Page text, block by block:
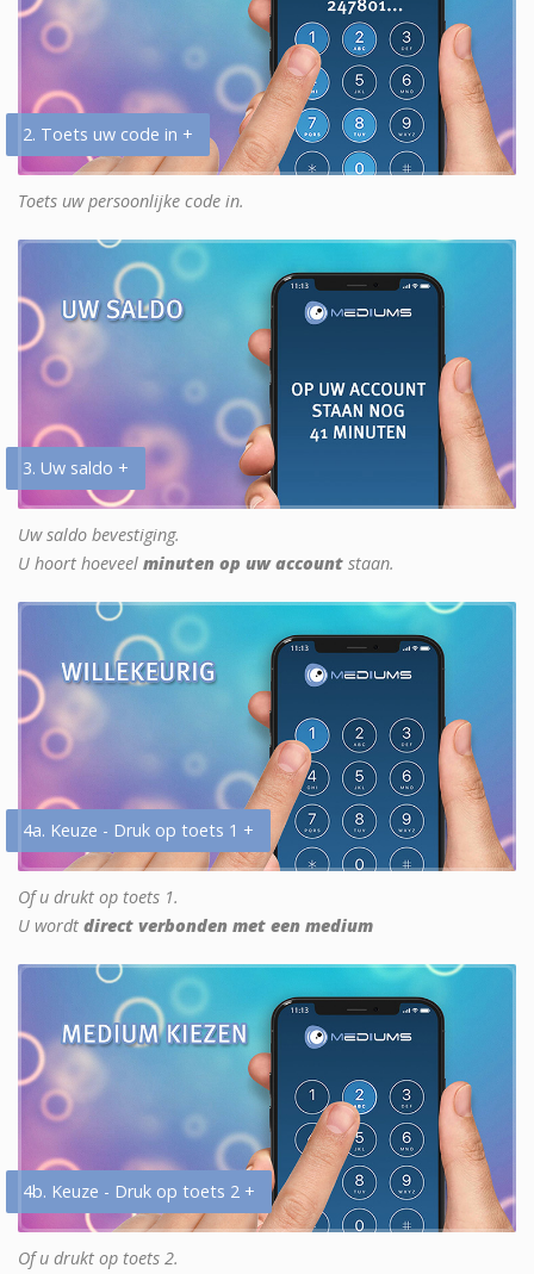
2. Toets uw code in +
Toets uw persoonlijke code in.
3. Uw saldo +
Uw saldo bevestiging.
U hoort hoeveel minuten op uw account staan.
4a. Keuze - Druk op toets 1 +
Of u drukt op toets 1.
U wordt direct verbonden met een medium
4b. Keuze - Druk op toets 2 +
Of u drukt op toets 2.